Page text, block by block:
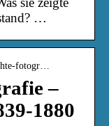
…
fotogr…
–
1880